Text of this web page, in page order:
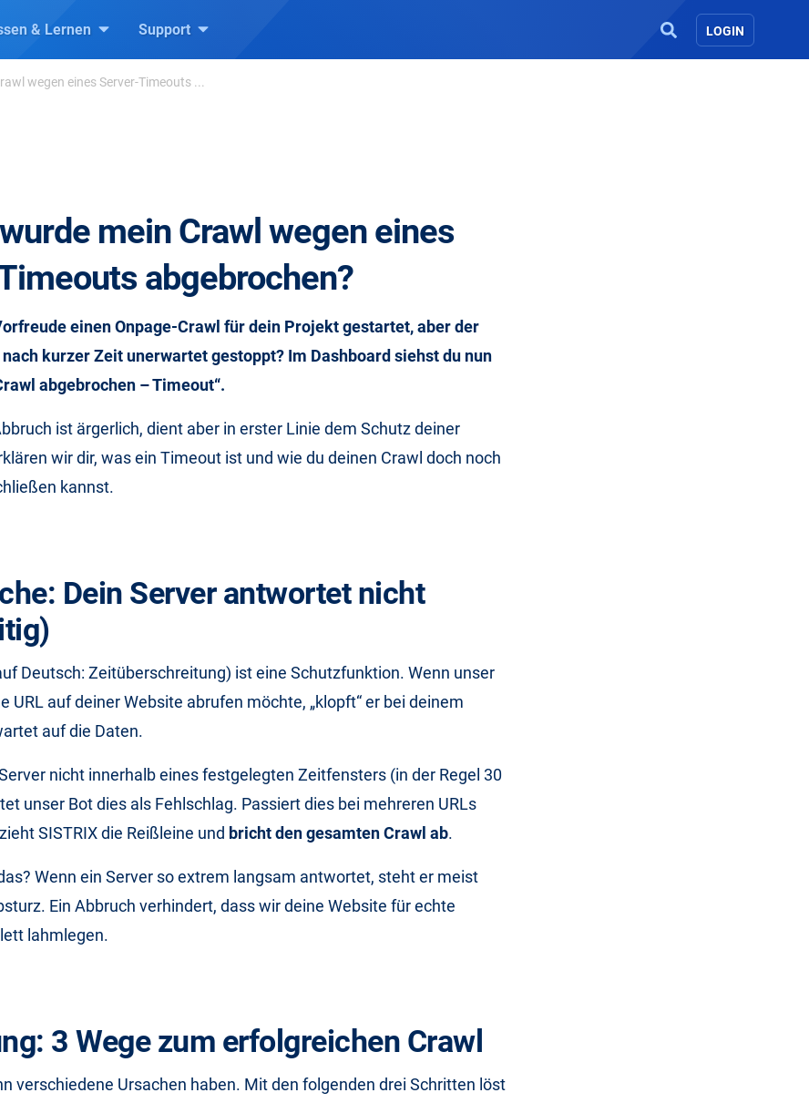
& Lernen Support LOGIN
wegen eines Server-Timeouts ...
mein Crawl wegen eines
abgebrochen?
einen Onpage-Crawl für dein Projekt gestartet, aber der
kurzer Zeit unerwartet gestoppt? Im Dashboard siehst du nun
abgebrochen – Timeout“.
ist ärgerlich, dient aber in erster Linie dem Schutz deiner
wir dir, was ein Timeout ist und wie du deinen Crawl doch noch
kannst.
Dein Server antwortet nicht
Deutsch: Zeitüberschreitung) ist eine Schutzfunktion. Wenn unser
URL auf deiner Website abrufen möchte, „klopft“ er bei deinem
auf die Daten.
nicht innerhalb eines festgelegten Zeitfensters (in der Regel 30
unser Bot dies als Fehlschlag. Passiert dies bei mehreren URLs
SISTRIX die Reißleine und bricht den gesamten Crawl ab.
Wenn ein Server so extrem langsam antwortet, steht er meist
Ein Abbruch verhindert, dass wir deine Website für echte
lahmlegen.
3 Wege zum erfolgreichen Crawl
verschiedene Ursachen haben. Mit den folgenden drei Schritten löst